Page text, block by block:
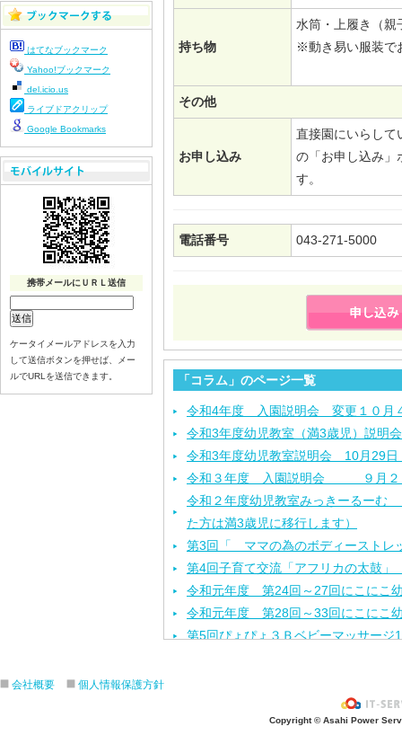
持ち物
水筒・上履き（親
※動き易い服装で
その他
お申し込み
直接園にいらして
の「お申し込み」
す。
電話番号 043-271-5000
「コラム」のページ一覧
令和4年度 入園説明会 変更１０月
令和3年度幼児教室（満3歳児）説明
令和3年度幼児教室説明会 10月29日
令和３年度 入園説明会 ９月２
令和２年度幼児教室みっきーるーむ
た方は満3歳児に移行します）
第3回「 ママの為のボディーストレ
第4回子育て交流「アフリカの太鼓
令和元年度 第24回～27回にこにこ
令和元年度 第28回～33回にこにこ
第5回ぴょぴょ３Ｂベビーマッサージ
令和元年度 第2１回～２3回にこに
第３回 子育て交流なかよしラ
はてなブックマーク
Yahoo!ブックマーク
del.icio.us
ライブドアクリップ
Google Bookmarks
携帯メールにＵＲＬ送信
ケータイメールアドレスを入力
して送信ボタンを押せば、メー
ルでURLを送信できます。
会社概要 個人情報保護方針
Copyright © Asahi Power